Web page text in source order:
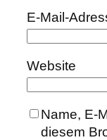
E-Mail-
Website
Name, E-
diesem